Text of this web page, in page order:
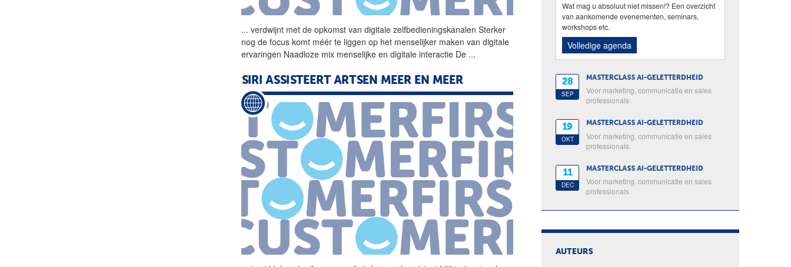
... verdwijnt met de opkomst vandigitale zelfbedieningskanalen Sterker
nog de focus komt méér te liggen op het menselijker maken vandigitale
ervaringen Naadloze mix menselijke endigitale interactie De ...
SIRI ASSISTEERT ARTSEN MEER EN MEER
Wat mag u absoluut niet missen!? Een overzicht
van aankomende evenementen, seminars,
workshops etc.
Volledige agenda
28
SEP
MASTERCLASS AI-GELETTERDHEID
Voor marketing, communicatie en sales
professionals
19
OKT
MASTERCLASS AI-GELETTERDHEID
Voor marketing, communicatie en sales
professionals
11
DEC
MASTERCLASS AI-GELETTERDHEID
Voor marketing, communicatie en sales
professionals
AUTEURS